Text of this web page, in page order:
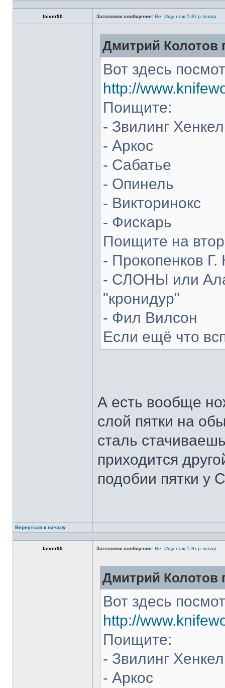
faiver90 Заголовок сообщения: Re: Ищу нож.5-8т.р.повар
Дмитрий Колотов
Вот здесь
http://
Поищите:
- Звилинг
- Аркос
- Сабатье
- Опинель
- Викторинокс
- Фискарь
Поищите на
- Прокопенков Г.
- СЛОНЫ или
"кронидур"
- Фил Вилсон
Если ещё что
А есть вообще
слой пятки на
сталь
приходится
подобии пятки у
Вернуться к началу
faiver90 Заголовок сообщения: Re: Ищу нож.5-8т.р.повар
Дмитрий Колотов
Вот здесь
http://
Поищите:
- Звилинг
- Аркос